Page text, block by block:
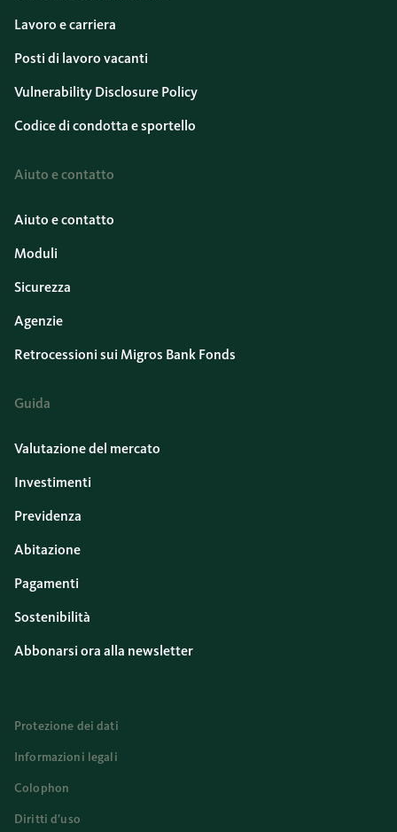
Lavoro e carriera
Posti di lavoro vacanti
Vulnerability Disclosure Policy
Codice di condotta e sportello
Aiuto e contatto
Aiuto e contatto
Moduli
Sicurezza
Agenzie
Retrocessioni sui Migros Bank Fonds
Guida
Valutazione del mercato
Investimenti
Previdenza
Abitazione
Pagamenti
Sostenibilità
Abbonarsi ora alla newsletter
Protezione dei dati
Informazioni legali
Colophon
Diritti d’uso